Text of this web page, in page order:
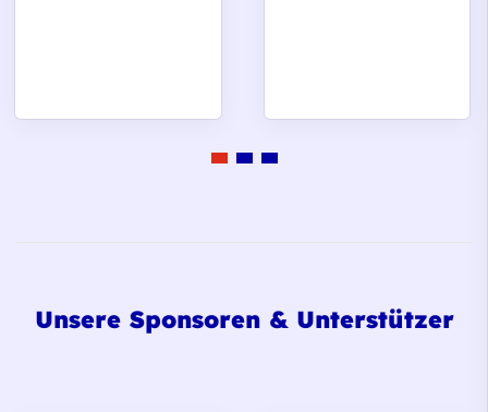
Unsere Sponsoren & Unterstützer